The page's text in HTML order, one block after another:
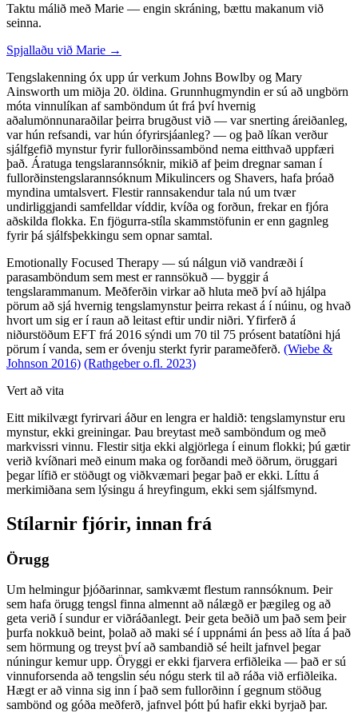
Taktu málið með Marie — engin skráning, bættu makanum við
seinna.
Spjallaðu við Marie →
Tengslakenning óx upp úr verkum Johns Bowlby og Mary
Ainsworth um miðja 20. öldina. Grunnhugmyndin er sú að ungbörn
móta vinnulíkan af samböndum út frá því hvernig
aðalumönnunaraðilar þeirra brugðust við — var snerting áreiðanleg,
var hún refsandi, var hún ófyrirsjáanleg? — og það líkan verður
sjálfgefið mynstur fyrir fullorðinssambönd nema eitthvað uppfæri
það. Áratuga tengslarannsóknir, mikið af þeim dregnar saman í
fullorðinstengslarannsóknum Mikulincers og Shavers, hafa þróað
myndina umtalsvert. Flestir rannsakendur tala nú um tvær
undirliggjandi samfelldar víddir, kvíða og forðun, frekar en fjóra
aðskilda flokka. En fjögurra-stíla skammstöfunin er enn gagnleg
fyrir þá sjálfsþekkingu sem opnar samtal.
Emotionally Focused Therapy — sú nálgun við vandræði í
parasamböndum sem mest er rannsökuð — byggir á
tengslarammanum. Meðferðin virkar að hluta með því að hjálpa
pörum að sjá hvernig tengslamynstur þeirra rekast á í núinu, og hvað
hvort um sig er í raun að leitast eftir undir niðri. Yfirferð á
niðurstöðum EFT frá 2016 sýndi um 70 til 75 prósent batatíðni hjá
pörum í vanda, sem er óvenju sterkt fyrir parameðferð. (Wiebe &
Johnson 2016) (Rathgeber o.fl. 2023)
Vert að vita
Eitt mikilvægt fyrirvari áður en lengra er haldið: tengslamynstur eru
mynstur, ekki greiningar. Þau breytast með samböndum og með
markvissri vinnu. Flestir sitja ekki algjörlega í einum flokki; þú gætir
verið kvíðnari með einum maka og forðandi með öðrum, öruggari
þegar lífið er stöðugt og viðkvæmari þegar það er ekki. Líttu á
merkimiðana sem lýsingu á hreyfingum, ekki sem sjálfsmynd.
Stílarnir fjórir, innan frá
Örugg
Um helmingur þjóðarinnar, samkvæmt flestum rannsóknum. Þeir
sem hafa örugg tengsl finna almennt að nálægð er þægileg og að
geta verið í sundur er viðráðanlegt. Þeir geta beðið um það sem þeir
þurfa nokkuð beint, þolað að maki sé í uppnámi án þess að líta á það
sem hörmung og treyst því að sambandið sé heilt jafnvel þegar
núningur kemur upp. Öryggi er ekki fjarvera erfiðleika — það er sú
vinnuforsenda að tengslin séu nógu sterk til að ráða við erfiðleika.
Hægt er að vinna sig inn í það sem fullorðinn í gegnum stöðug
sambönd og góða meðferð, jafnvel þótt þú hafir ekki byrjað þar.